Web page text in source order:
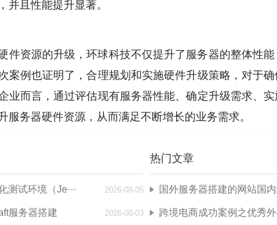
并且性能提升显著。
件资源的升级，环球科技不仅提升了服务器的整体性
案例也证明了，合理规划和实施硬件升级策略，对于
业而言，通过评估现有服务器性能、确定升级需求、
服务器硬件资源，从而满足不断增长的业务需求。
测试环境（Je··· 2026-08-05
服务器搭建 2026-08-03
热门文章
国外服务器搭建的网站国内
跨境电商成功案例之优秀外